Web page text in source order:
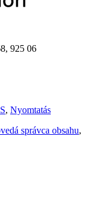
925 06
, Nyomtatás
správca obsahu,